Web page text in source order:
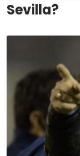
Sevilla?